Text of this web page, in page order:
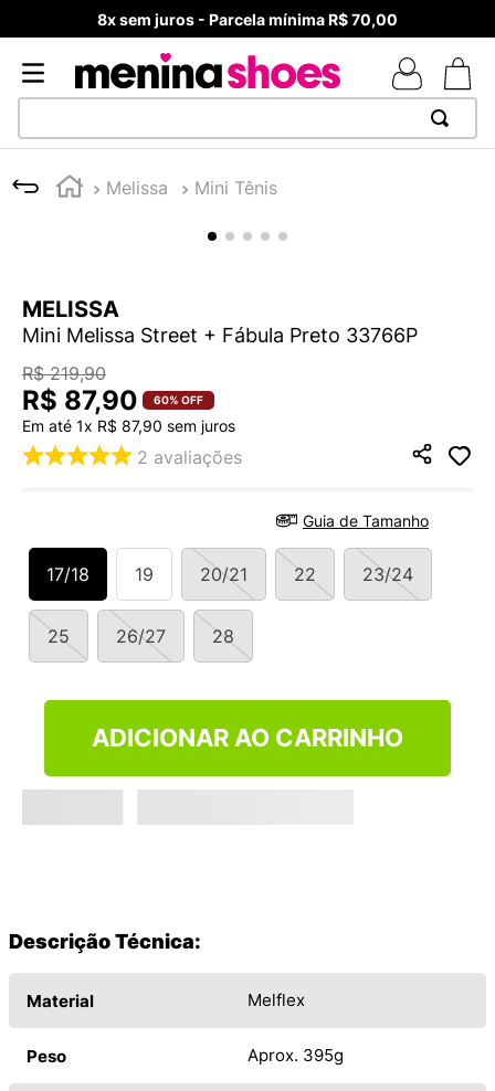
8x sem juros - Parcela mínima R$ 70,00
Melissa Mini Tênis
MELISSA
Mini Melissa Street + Fábula Preto 33766P
R$ 219,90
R$ 87,90 60% OFF
Em até 1x R$ 87,90 sem juros
2 avaliações
Guia de Tamanho
17/18 19 20/21 22 23/24
25 26/27 28
ADICIONAR AO CARRINHO
Descrição Técnica:
Material Melflex
Peso Aprox. 395g
1
TÊNIS NEWS BALANCE 530
º
MELISSAS MINI BABY
ADIDAS
6º
SAMBA
7 º
MELISSA SLIDE
8 º
NEW 530
10º NEW BALANCE 204L